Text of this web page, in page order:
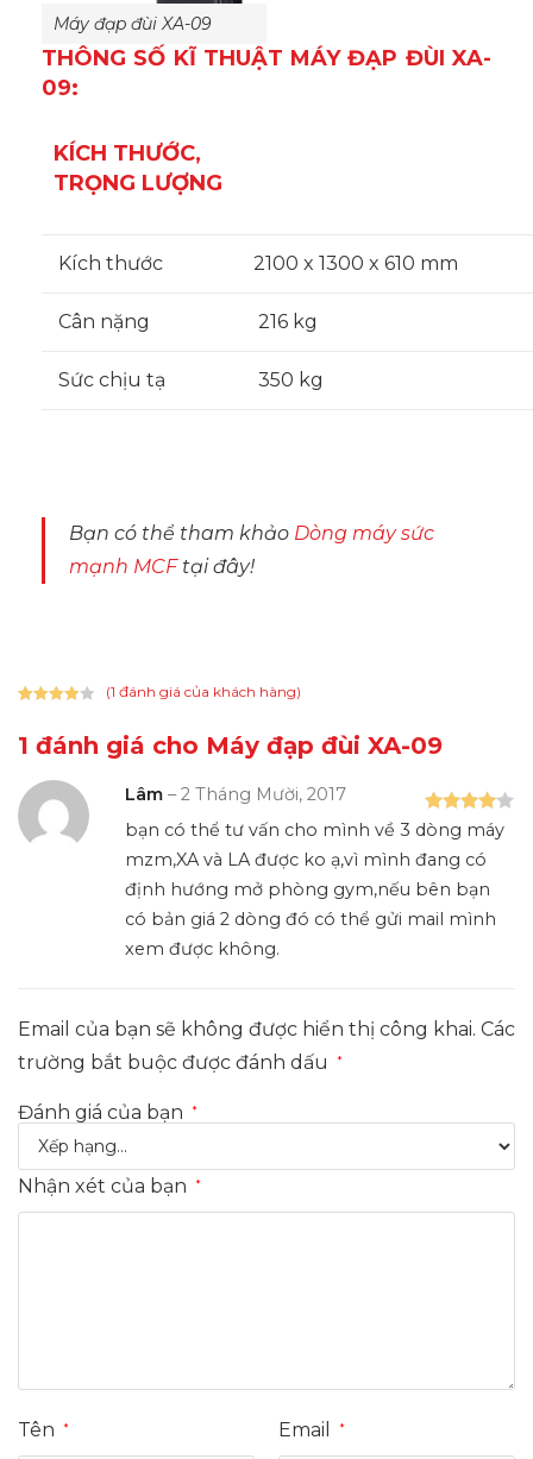
Máy đạp đùi XA-09
THÔNG SỐ KĨ THUẬT MÁY ĐẠP ĐÙI XA-
09:
KÍCH THƯỚC,
TRỌNG LƯỢNG
Kích thước 2100 x 1300 x 610 mm
Cân nặng 216 kg
Sức chịu tạ 350 kg
Bạn có thể tham khảo Dòng máy sức
mạnh MCFtại đây!
5 dựa trên
đánh giá
(1 đánh giá của khách hàng)
1 đánh giá cho Máy đạp đùi XA-09
Được xếp
hạng 45
sao
Lâm – 2 Tháng Mười, 2017
bạn có thể tư vấn cho mình về 3 dòng máy
mzm,XA và LA được ko ạ,vì mình đang có
định hướng mở phòng gym,nếu bên bạn
có bản giá 2 dòng đó có thể gửi mail mình
xem được không.
Email của bạn sẽ không được hiển thị công khai. Các
trường bắt buộc được đánh dấu
*
Đánh giá của bạn *
Nhận xét của bạn *
Tên * Email *